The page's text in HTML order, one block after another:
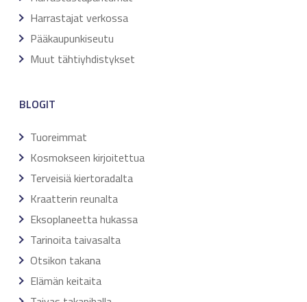
Harrastajat verkossa
Pääkaupunkiseutu
Muut tähtiyhdistykset
BLOGIT
Tuoreimmat
Kosmokseen kirjoitettua
Terveisiä kiertoradalta
Kraatterin reunalta
Eksoplaneetta hukassa
Tarinoita taivasalta
Otsikon takana
Elämän keitaita